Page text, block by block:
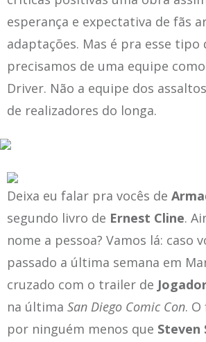
esperança e expectativa de fãs
adaptações. Mas é pra esse tipo
precisamos de uma equipe
Driver. Não a equipe dos
de realizadores do longa.
Deixa eu falar pra vocês de
segundo livro de Ernest Cline.
nome a pessoa? Vamos lá: caso
passado a última semana em
cruzado com o trailer de
na última San Diego Comic Con.
por ninguém menos que Steven